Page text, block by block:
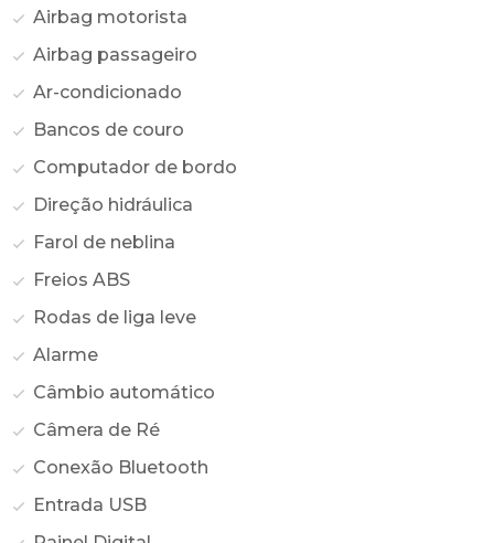
Airbag motorista
Airbag passageiro
Ar-condicionado
Bancos de couro
Computador de bordo
Direção hidráulica
Farol de neblina
Freios ABS
Rodas de liga leve
Alarme
Câmbio automático
Câmera de Ré
Conexão Bluetooth
Entrada USB